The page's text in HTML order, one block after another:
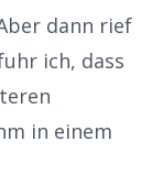
dann rief
ich, dass
in einem